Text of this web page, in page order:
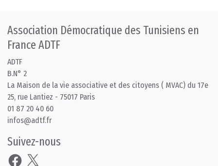
Association Démocratique des Tunisiens en
France ADTF
ADTF
B.N° 2
La Maison de la vie associative et des citoyens ( MVAC) du 17e
25, rue Lantiez - 75017 Paris
01 87 20 40 60
infos@adtf.fr
Suivez-nous
Facebook
X